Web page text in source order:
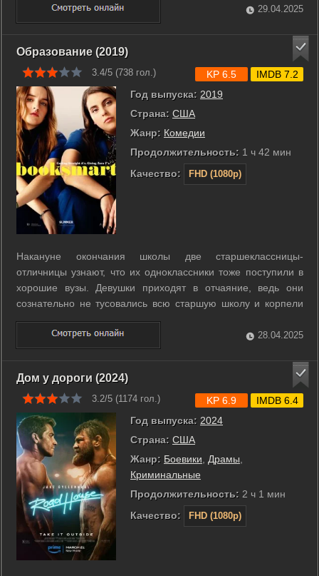
работников, происходит несчастный случай - команда
спускается в подземные пещеры, ...
29.04.2025
Образование (2019)
3.4/5 (738 гол.)
Год выпуска: 2019
Страна: США
Жанр: Комедии
Продолжительность: 1 ч 42 мин
Качество:
FHD (1080p)
KP 6.5 IMDB 7.2
Накануне окончания школы две старшеклассницы-
отличницы узнают, что их одноклассники тоже поступили в
хорошие вузы. Девушки приходят в отчаяние, ведь они
сознательно не тусовались всю старшую школу и корпели
над учёбой, а вышло так, что остальные успели и то и
другое. Теперь подруги решают наверстать упущенное и
любой ценой попасть на вечеринку ...
28.04.2025
Дом у дороги (2024)
3.2/5 (1174 гол.)
Год выпуска: 2024
Страна: США
Жанр: Боевики Драмы
Криминальные
Продолжительность: 2 ч 1 мин
Качество:
FHD (1080p)
KP 6.9 IMDB 6.4